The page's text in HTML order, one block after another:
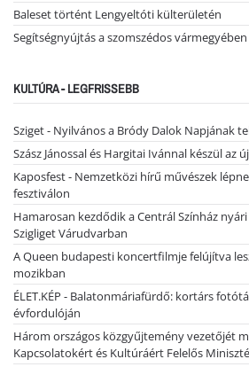
Baleset történt Lengyeltóti külterületén
Segítségnyújtás a szomszédos vármegyében
KULTÚRA - LEGFRISSEBB
Sziget - Nyilvános a Bródy Dalok Napjának
Szász Jánossal és Hargitai Ivánnal készül az
Kaposfest - Nemzetközi hírű művészek
fesztiválon
Hamarosan kezdődik a Centrál Színház
Szigliget Várudvarban
A Queen budapesti koncertfilmje felújítva
mozikban
ÉLET.KÉP - Balatonmáriafürdő: kortárs
évfordulóján
Három országos közgyűjtemény vezetőjét
Kapcsolatokért és Kultúráért Felelős